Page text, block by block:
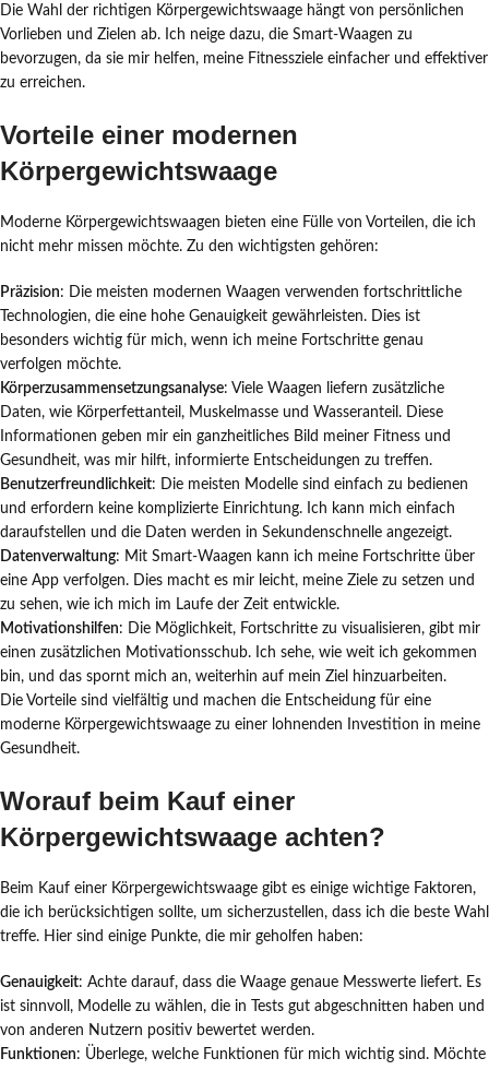
Die Wahl der richtigen Körpergewichtswaage hängt von persönlichen
Vorlieben und Zielen ab. Ich neige dazu, die Smart-Waagen zu
bevorzugen, da sie mir helfen, meine Fitnessziele einfacher und effektiver
zu erreichen.
Vorteile einer modernen
Körpergewichtswaage
Moderne Körpergewichtswaagen bieten eine Fülle von Vorteilen, die ich
nicht mehr missen möchte. Zu den wichtigsten gehören:
Präzision: Die meisten modernen Waagen verwenden fortschrittliche
Technologien, die eine hohe Genauigkeit gewährleisten. Dies ist
besonders wichtig für mich, wenn ich meine Fortschritte genau
verfolgen möchte.
Körperzusammensetzungsanalyse: Viele Waagen liefern zusätzliche
Daten, wie Körperfettanteil, Muskelmasse und Wasseranteil. Diese
Informationen geben mir ein ganzheitliches Bild meiner Fitness und
Gesundheit, was mir hilft, informierte Entscheidungen zu treffen.
Benutzerfreundlichkeit: Die meisten Modelle sind einfach zu bedienen
und erfordern keine komplizierte Einrichtung. Ich kann mich einfach
daraufstellen und die Daten werden in Sekundenschnelle angezeigt.
Datenverwaltung: Mit Smart-Waagen kann ich meine Fortschritte über
eine App verfolgen. Dies macht es mir leicht, meine Ziele zu setzen und
zu sehen, wie ich mich im Laufe der Zeit entwickle.
Motivationshilfen: Die Möglichkeit, Fortschritte zu visualisieren, gibt mir
einen zusätzlichen Motivationsschub. Ich sehe, wie weit ich gekommen
bin, und das spornt mich an, weiterhin auf mein Ziel hinzuarbeiten.
Die Vorteile sind vielfältig und machen die Entscheidung für eine
moderne Körpergewichtswaage zu einer lohnenden Investition in meine
Gesundheit.
Worauf beim Kauf einer
Körpergewichtswaage achten?
Beim Kauf einer Körpergewichtswaage gibt es einige wichtige Faktoren,
die ich berücksichtigen sollte, um sicherzustellen, dass ich die beste Wahl
treffe. Hier sind einige Punkte, die mir geholfen haben:
Genauigkeit: Achte darauf, dass die Waage genaue Messwerte liefert. Es
ist sinnvoll, Modelle zu wählen, die in Tests gut abgeschnitten haben und
von anderen Nutzern positiv bewertet werden.
Funktionen: Überlege, welche Funktionen für mich wichtig sind. Möchte